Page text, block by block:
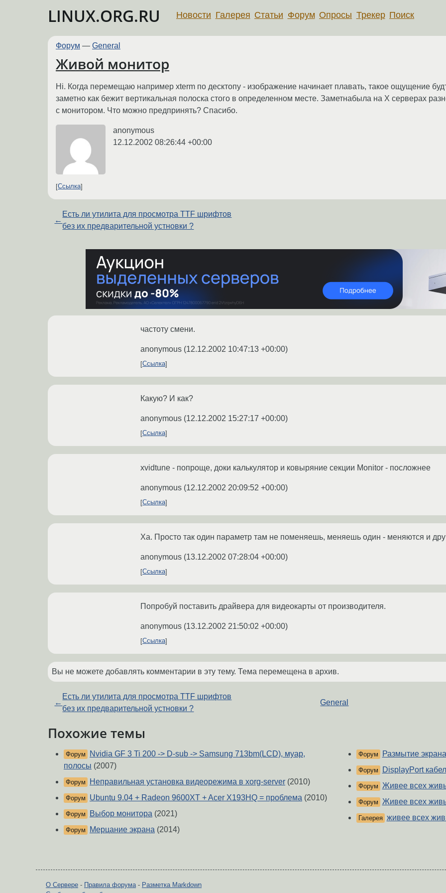
LINUX.ORG.RU Новости Галерея Статьи Форум Опросы Трекер Поиск
Форум — General
Живой монитор
Hi. Когда перемещаю например xterm по десктопу - изображение начинает плавать, такое ощущение
заметно как бежит вертикальная полоска стого в определенном месте. Заметнабыла на Х серверах
с монитором. Что можно предпринять? Спасибо.
anonymous
12.12.2002 08:26:44 +00:00
Ссылка
←
Есть ли утилита для просмотра TTF шрифтов
без их предварительной устновки ?
частоту смени.
anonymous (12.12.2002 10:47:13 +00:00)
Ссылка
Какую? И как?
anonymous (12.12.2002 15:27:17 +00:00)
Ссылка
xvidtune - попроще, доки калькулятор и ковыряние секции Monitor - посложнее
anonymous (12.12.2002 20:09:52 +00:00)
Ссылка
Ха. Просто так один параметр там не поменяешь, меняешь один - меняются и
anonymous (13.12.2002 07:28:04 +00:00)
Ссылка
Попробуй поставить драйвера для видеокарты от производителя.
anonymous (13.12.2002 21:50:02 +00:00)
Ссылка
Вы не можете добавлять комментарии в эту тему. Тема перемещена в архив.
←
Есть ли утилита для просмотра TTF шрифтов
без их предварительной устновки ?
General
Похожие темы
Форум
Nvidia GF 3 Ti 200 -> D-sub -> Samsung 713bm(LCD), муар,
полосы (2007)
Форум Неправильная установка видеорежима в xorg-server (2010)
Форум Ubuntu 9.04 + Radeon 9600XT + Acer X193HQ = проблема (2010)
Форум Выбор монитора (2021)
Форум Мерцание экрана (2014)
Форум Размытие экрана
Форум DisplayPort
Форум Живее всех
Форум Живее всех
Галерея живее всех
О Сервере - Правила форума- Разметка Markdown